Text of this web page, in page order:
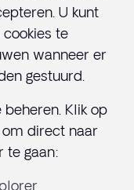
U kunt
te
wanneer er
gestuurd.
Klik op
direct naar
te gaan: